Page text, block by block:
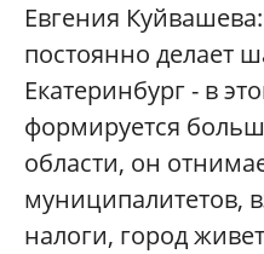
Евгения Куйвашева:
постоянно делает
Екатеринбург - в
формируется
области, он
муниципалитетов,
налоги, город